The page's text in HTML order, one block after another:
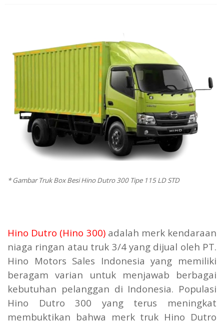
* Gambar Truk Box Besi Hino Dutro 300 Tipe 115 LD STD
Hino Dutro (Hino 300)adalah merk kendaraan
niaga ringan atau truk 3/4 yang dijual oleh PT.
Hino Motors Sales Indonesia yang memiliki
beragam varian untuk menjawab berbagai
kebutuhan pelanggan di Indonesia. Populasi
Hino Dutro 300 yang terus meningkat
membuktikan bahwa merk truk Hino Dutro